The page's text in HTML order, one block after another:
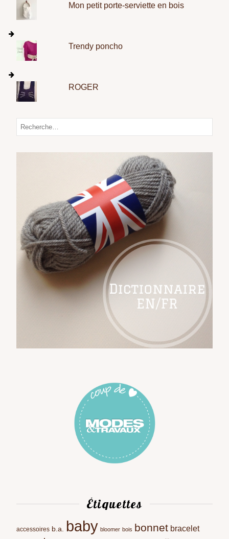
Mon petit porte-serviette en bois
Trendy poncho
ROGER
Étiquettes
accessoires b.a. baby bloomer bois bonnet bracelet